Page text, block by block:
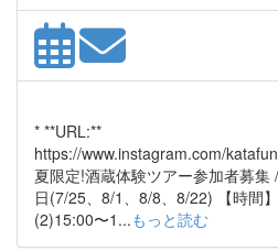
* **URL:**
https://www.instagram.com/
夏限定!酒蔵体験ツアー参加者募
日(7/25、8/1、8/8、8/22) 【時間
(2)15:00〜1...もっと読む